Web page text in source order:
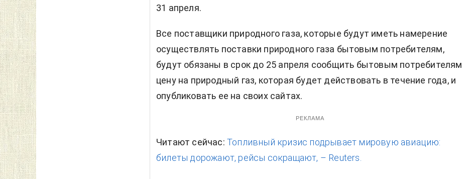
31 апреля.
Все поставщики природного газа, которые будут иметь намерение
осуществлять поставки природного газа бытовым потребителям,
будут обязаны в срок до 25 апреля сообщить бытовым потребителям
цену на природный газ, которая будет действовать в течение года, и
опубликовать ее на своих сайтах.
РЕКЛАМА
Читают сейчас: Топливный кризис подрывает мировую авиацию:
билеты дорожают, рейсы сокращают, – Reuters.